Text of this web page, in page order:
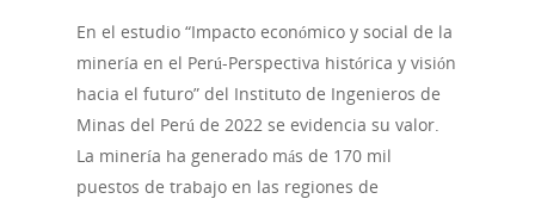
En el estudio “Impacto económico y social de la
minería en el Perú-Perspectiva histórica y visión
hacia el futuro” del Instituto de Ingenieros de
Minas del Perú de 2022 se evidencia su valor.
La minería ha generado más de 170 mil
puestos de trabajo en las regiones de